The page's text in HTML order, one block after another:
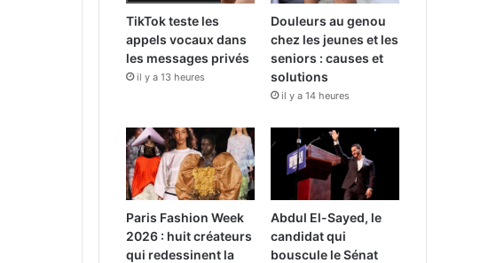
o
k
e
r
a
TikTok teste les
appels vocaux dans
les messages privés
il y a 13 heures
Douleurs au genou
chez les jeunes et les
seniors : causes et
solutions
il y a 14 heures
Paris Fashion Week
2026 : huit créateurs
qui redessinent la
Abdul El-Sayed, le
candidat qui
bouscule le Sénat